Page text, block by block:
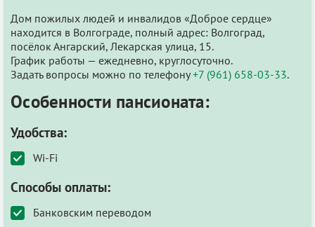
Дом пожилых людей и инвалидов «Доброе сердце»
находится в Волгограде, полный адрес: Волгоград,
посёлок Ангарский, Лекарская улица, 15.
График работы — ежедневно, круглосуточно.
Задать вопросы можно по телефону+7 (961) 658-03-33.
Особенности пансионата:
Удобства:
Wi-Fi
Способы оплаты:
Банковским переводом